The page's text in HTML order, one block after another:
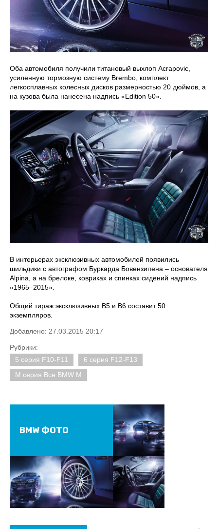
Оба автомобиля получили титановый выхлоп Acrapovic,
усиленную тормозную систему Brembo, комплект
легкосплавных колесных дисков размерностью 20 дюймов, а
на кузова была нанесена надпись «Edition 50».
В интерьерах эксклюзивных автомобилей появились
шильдики с автографом Буркарда Бовензипена – основателя
Alpina, а на брелоке, ковриках и спинках сидений надпись
«1965–2015».
Общий тираж эксклюзивных B5 и B6 составит 50
экземпляров.
Добавлено: 27.03.2015 20:17
Рубрики:
5 серия F10-F11
6 серия F12-F13
M серия Все BMW M
BMW ФОТО